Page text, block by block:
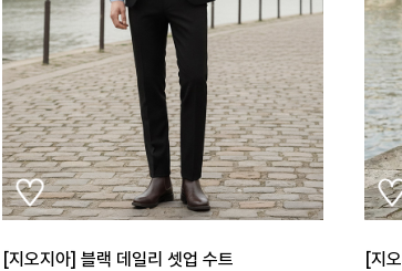
[지오지아] 블랙 데일리 셋업 수트
[지